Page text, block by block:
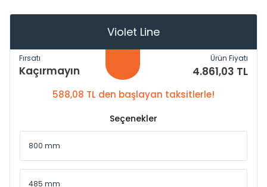
Violet Line
Fırsatı
Kaçırmayın
Ürün Fiyatı
4.861,03 TL
588,08 TL den başlayan taksitlerle!
Seçenekler